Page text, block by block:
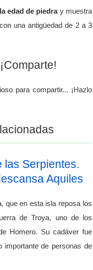
la edad de piedray muestra
una antigüedad de 2 a 3
para compartir... ¡Hazlo
las Serpientes.
Aquiles
que en esta isla reposa los
de Troya, uno de los
Homero. Su cadáver fue
importante de personas de